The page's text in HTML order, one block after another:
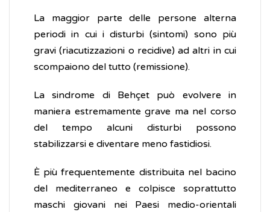
La maggior parte delle persone alterna
periodi in cui i disturbi (sintomi) sono più
gravi (riacutizzazioni o recidive) ad altri in cui
scompaiono del tutto (remissione).
La sindrome di Behçet può evolvere in
maniera estremamente grave ma nel corso
del tempo alcuni disturbi possono
stabilizzarsi e diventare meno fastidiosi.
È più frequentemente distribuita nel bacino
del mediterraneo e colpisce soprattutto
maschi giovani nei Paesi medio-orientali